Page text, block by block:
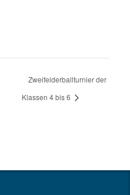
Zweifelderballturnier der
Klassen 4 bis 6